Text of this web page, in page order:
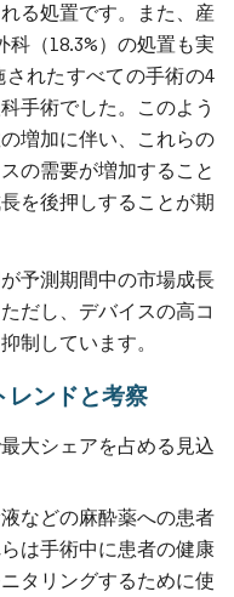
る処置です。また、産
科（18.3%）の処置も実
れたすべての手術の4
手術でした。このよう
増加に伴い、これらの
の需要が増加すること
を後押しすることが期
予測期間中の市場成長
だし、デバイスの高コ
制しています。
レンドと考察
大シェアを占める見込
などの麻酔薬への患者
は手術中に患者の健康
タリングするために使